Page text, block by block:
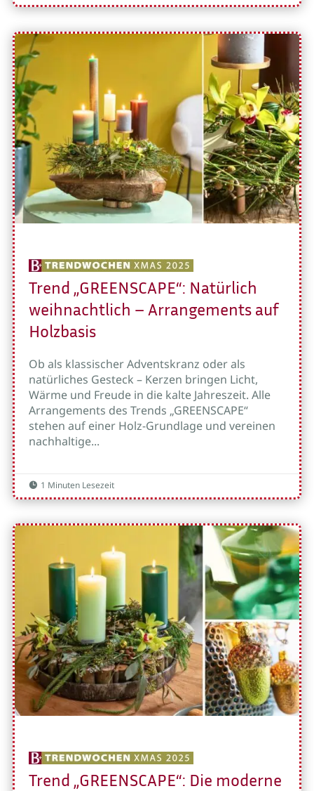
Trend „GREENSCAPE“: Natürlich
weihnachtlich – Arrangements auf
Holzbasis
Ob als klassischer Adventskranz oder als
natürliches Gesteck – Kerzen bringen Licht,
Wärme und Freude in die kalte Jahreszeit. Alle
Arrangements des Trends „GREENSCAPE“
stehen auf einer Holz-Grundlage und vereinen
nachhaltige...
 1 Minuten Lesezeit
Trend „GREENSCAPE“: Die moderne